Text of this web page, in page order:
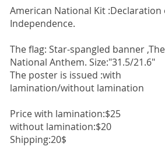
American National Kit :Declaration
Independence.
The flag: Star-spangled banner ,The
National Anthem. Size:"31.5/21.6"
The poster is issued :with
lamination/without lamination
Price with lamination:$25
without lamination:$20
Shipping:20$